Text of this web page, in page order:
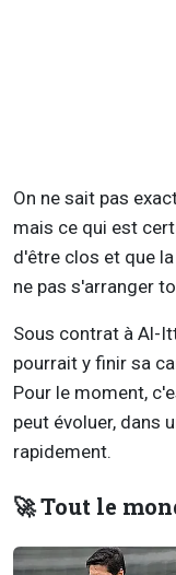
On ne sait pas
mais ce qui est
d'être clos et que
ne pas s'arranger
Sous contrat à Al-
pourrait y finir sa
Pour le moment,
peut évoluer, dans
rapidement.
🚀 Tout le